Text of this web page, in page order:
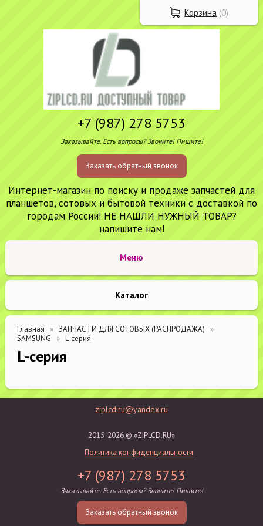
+7 (987) 278 5753
Заказывайте. Есть вопросы? Звоните! Пишите!
Заказать обратный звонок
Интернет-магазин по поиску и продаже запчастей для
планшетов, сотовых и бытовой техники с доставкой по
городам России! НЕ НАШЛИ НУЖНЫЙ ТОВАР?
напишите нам!
Каталог
Главная
ЗАПЧАСТИ ДЛЯ СОТОВЫХ (РАСПРОДАЖА)
SAMSUNG
L-серия
L-серия
ziplcd.ru@yandex.ru
2015-2026 © «ZIPLCD.RU»
Политика конфиденциальности
+7 (987) 278 5753
Заказывайте. Есть вопросы? Звоните! Пишите!
Заказать обратный звонок
Корзина (0)